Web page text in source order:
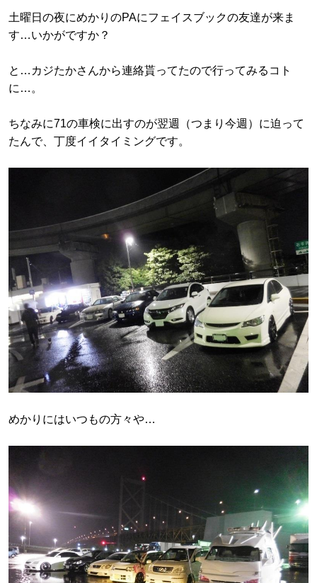
土曜日の夜にめかりのPAにフェイスブックの友達が来ま
す…いかがですか？
と…カジたかさんから連絡貰ってたので行ってみるコト
に…。
ちなみに71の車検に出すのが翌週（つまり今週）に迫って
たんで、丁度イイタイミングです。
めかりにはいつもの方々や…